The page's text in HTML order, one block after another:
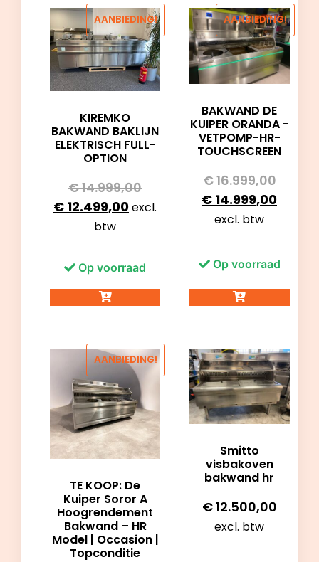
AANBIEDING!
KIREMKO
BAKWAND BAKLIJN
ELEKTRISCH FULL-
OPTION
€14.999,00
€ 12.499,00excl.
btw
Op voorraad
AANBIEDING!
BAKWAND DE
KUIPER ORANDA -
VETPOMP-HR-
TOUCHSCREEN
€16.999,00
€ 14.999,00
excl. btw
Op voorraad
AANBIEDING!
TE KOOP: De
Kuiper Soror A
Hoogrendement
Bakwand – HR
Model | Occasion |
Topconditie
Smitto
visbakoven
bakwand hr
€12.500,00
excl. btw